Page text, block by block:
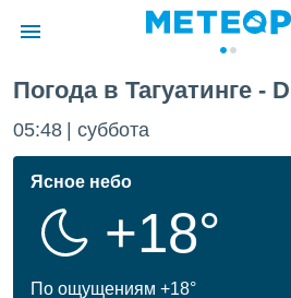
о
Погода в Тагуатинге -
05:48 суббота
Ясное небо
+18°
По ощущениям +18°